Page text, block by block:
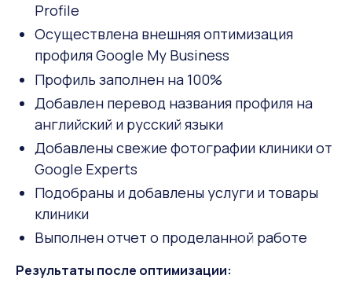
Profile
Осуществлена внешняя оптимизация
профиля Google My Business
Профиль заполнен на 100%
Добавлен перевод названия профиля на
английский и русский языки
Добавлены свежие фотографии клиники от
Google Experts
Подобраны и добавлены услуги и товары
клиники
Выполнен отчет о проделанной работе
Результаты после оптимизации: